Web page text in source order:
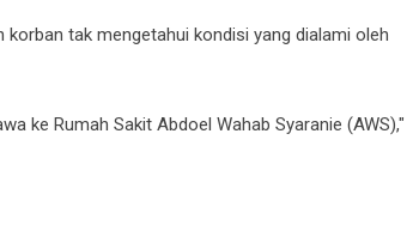
tak mengetahui kondisi yang dialami oleh
ke Rumah Sakit Abdoel Wahab Syaranie (AWS),"